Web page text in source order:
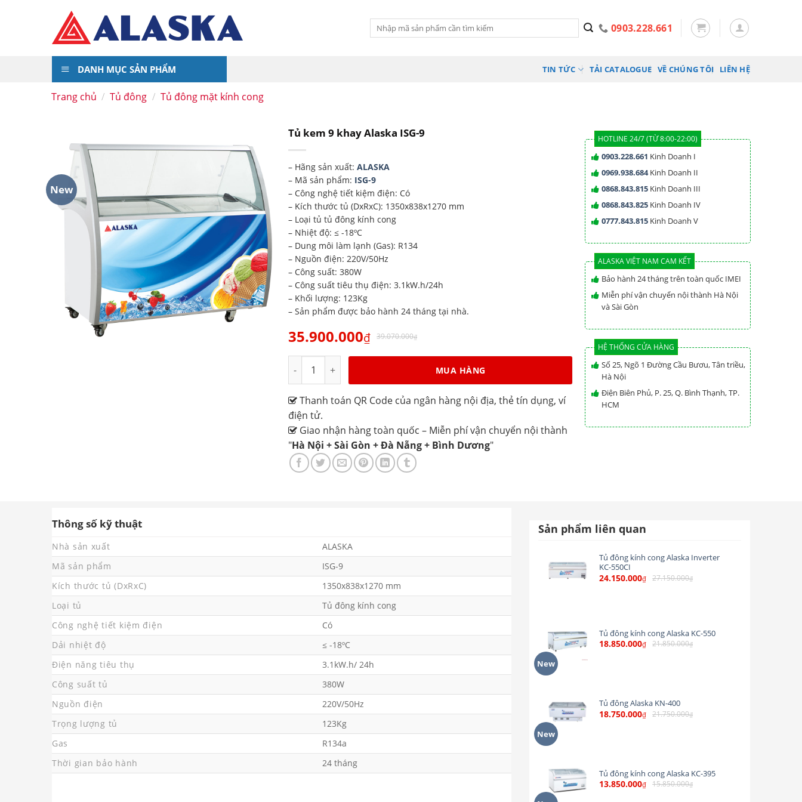
Tìm
kiếm:
0903.228.661
DANH MỤC SẢN PHẨM TIN TỨC TẢI CATALOGUE VỀ CHÚNG TÔI LIÊN HỆ
Trang chủ / Tủ đông / Tủ đông mặt kính cong
New
Tủ kem 9 khay Alaska ISG-9
– Hãng sản xuất:ALASKA
– Mã sản phẩm: ISG-9
– Công nghệ tiết kiệm điện: Có
– Kích thước tủ (DxRxC): 1350x838x1270 mm
– Loại tủ tủ đông kính cong
– Nhiệt độ: ≤ -18ºC
– Dung môi làm lạnh (Gas): R134
– Nguồn điện: 220V/50Hz
– Công suất: 380W
– Công suất tiêu thụ điện: 3.1kW.h/24h
– Khối lượng: 123Kg
– Sản phẩm được bảo hành 24 tháng tại nhà.
35.900.000₫ 39.070.000₫
MUA HÀNG
Thanh toán QR Code của ngân hàng nội địa, thẻ tín dụng, ví
điện tử.
Giao nhận hàng toàn quốc – Miễn phí vận chuyển nội thành
"Hà Nội + Sài Gòn + Đà Nẵng + Bình Dương"
HOTLINE 24/7 (TỪ 8:00-22:00)
0903.228.661 Kinh Doanh I
0969.938.684Kinh Doanh II
0868.843.815Kinh Doanh III
0868.843.825Kinh Doanh IV
0777.843.815Kinh Doanh V
ALASKA VIỆT NAM CAM KẾT
Bảo hành 24 tháng trên toàn quốc IMEI
Miễn phí vận chuyển nội thành Hà Nội
và Sài Gòn
HỆ THỐNG CỬA HÀNG
Số 25, Ngõ 1 Đường Cầu Bươu, Tân triều,
Hà Nội
Điện Biên Phủ, P. 25, Q. Bình Thạnh, TP.
HCM
Thông số kỹ thuật
Nhà sản xuất
ALASKA
Mã sản phẩm
ISG-9
Kích thước tủ (DxRxC)
1350x838x1270 mm
Loại tủ
Tủ đông kính cong
Công nghệ tiết kiệm điện
Có
Dải nhiệt độ
≤ -18ºC
Điện năng tiêu thụ
3.1kW.h/ 24h
Công suất tủ
380W
Nguồn điện
220V/50Hz
Trọng lượng tủ
123Kg
Gas
R134a
Thời gian bảo hành
24 tháng
Sản phẩm liên quan
Tủ đông kính cong Alaska Inverter
KC-550CI
24.150.000₫ 27.150.000₫
New
Tủ đông kính cong Alaska KC-550
18.850.000₫ 21.850.000₫
New
Tủ đông Alaska KN-400
18.750.000₫ 21.750.000₫
Tủ đông kính cong Alaska KC-395
13.850.000₫ 15.850.000₫